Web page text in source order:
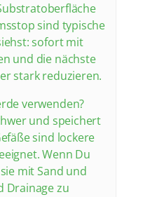
sind typische
sofort mit
und die nächste
stark reduzieren.
verwenden?
und speichert
sind lockere
Wenn Du
mit Sand und
Drainage zu